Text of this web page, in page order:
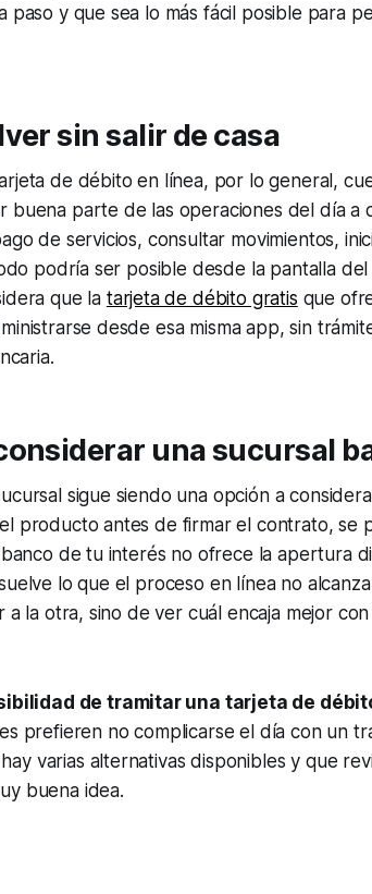
paso y que sea lo más fácil posible para
sin salir de casa
de débito en línea, por lo general,
buena parte de las operaciones del día a
de servicios, consultar movimientos,
podría ser posible desde la pantalla del
que la tarjeta de débito gratis que
desde esa misma app, sin
una sucursal
sigue siendo una opción a
producto antes de firmar el contrato, se
de tu interés no ofrece la apertura
lo que el proceso en línea no
la otra, sino de ver cuál encaja mejor con
de tramitar una tarjeta de
prefieren no complicarse el día con un
varias alternativas disponibles y que
buena idea.